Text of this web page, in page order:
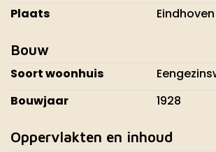
Plaats
Eindhoven
Bouw
Soort woonhuis
Bouwjaar
1928
Oppervlakten en inhoud